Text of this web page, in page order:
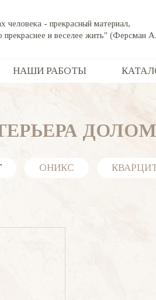
человека - прекрасный материал,
прекраснее и веселее жить" (Ферсман
НАШИ РАБОТЫ
ОНИКС